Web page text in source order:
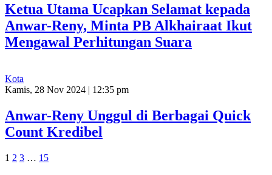
Ketua Utama Ucapkan Selamat kepada
Anwar-Reny, Minta PB Alkhairaat Ikut
Mengawal Perhitungan Suara
Kota
Kamis, 28 Nov 2024 | 12:35 pm
Anwar-Reny Unggul di Berbagai Quick
Count Kredibel
1 2 3 … 15